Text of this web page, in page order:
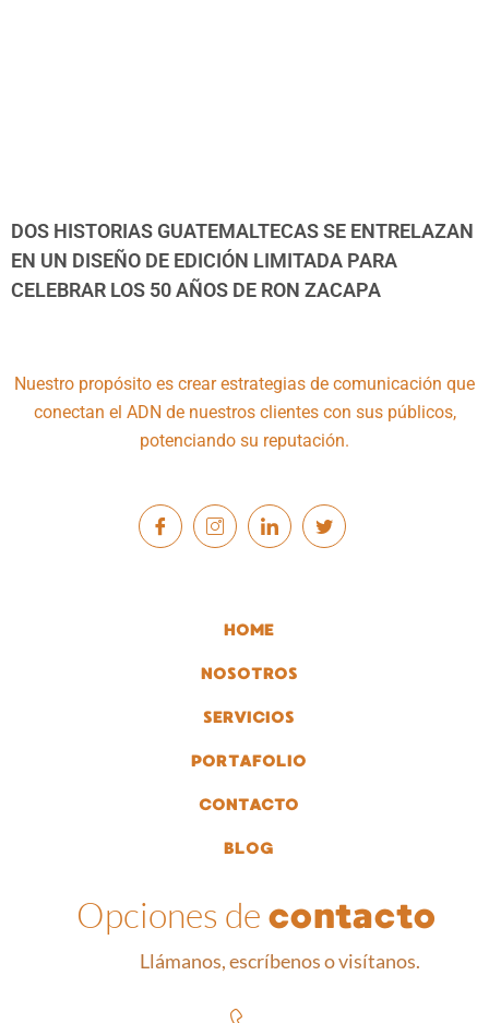
DOS HISTORIAS GUATEMALTECAS SE ENTRELAZAN
EN UN DISEÑO DE EDICIÓN LIMITADA PARA
CELEBRAR LOS 50 AÑOS DE RON ZACAPA
Nuestro propósito es crear estrategias de comunicación que
conectan el ADN de nuestros clientes con sus públicos,
potenciando su reputación.
HOME
NOSOTROS
SERVICIOS
PORTAFOLIO
CONTACTO
BLOG
Opciones de contacto
Llámanos, escríbenos o visítanos.